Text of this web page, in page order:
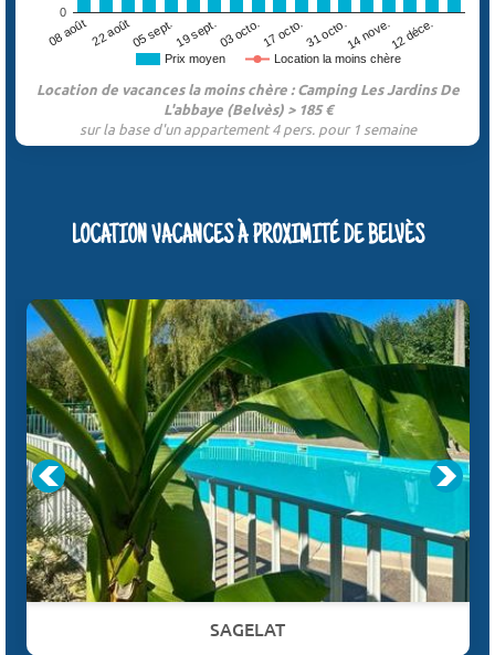
Prix moyen Location la moins chère
08 août22 août05 sept.19 sept.03 octo.17 octo.31 octo.14 nove.12 déce.
0
Location de vacances la moins chère : Camping Les Jardins De
L'abbaye (Belvès) > 185 €
sur la base d'un appartement 4 pers. pour 1 semaine
LOCATION VACANCES À PROXIMITÉ DE BELVÈS
SAGELAT